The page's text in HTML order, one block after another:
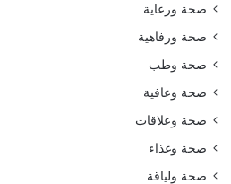
صحة ورعاية
صحة ورفاهية
صحة وطب
صحة وعافية
صحة وعلاقات
صحة وغذاء
صحة ولياقة